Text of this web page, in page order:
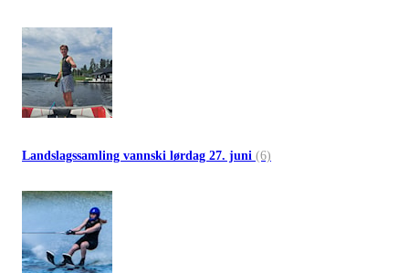
Landslagssamling vannski lørdag 27. juni (6)